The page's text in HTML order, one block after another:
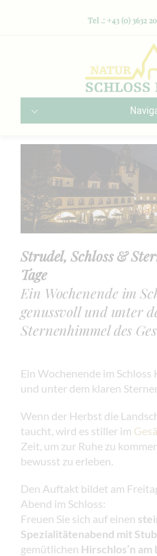
Tel .: +43 (0) 3632
Strudel, Schloss &
Tage
Ein Wochenende im
genussvoll und unter
Sternenhimmel des
Ein Wochenende im Schloss
und unter dem klaren
Wenn der Herbst die
taucht, wird es stiller im
Zeit, um zur Ruhe zu
bewusst zu erleben.
Den Auftakt bildet am
Abend im Schloss:
Freuen Sie sich auf einen
Spezialitätenabend mit
gemütlichen Hirschlos’n